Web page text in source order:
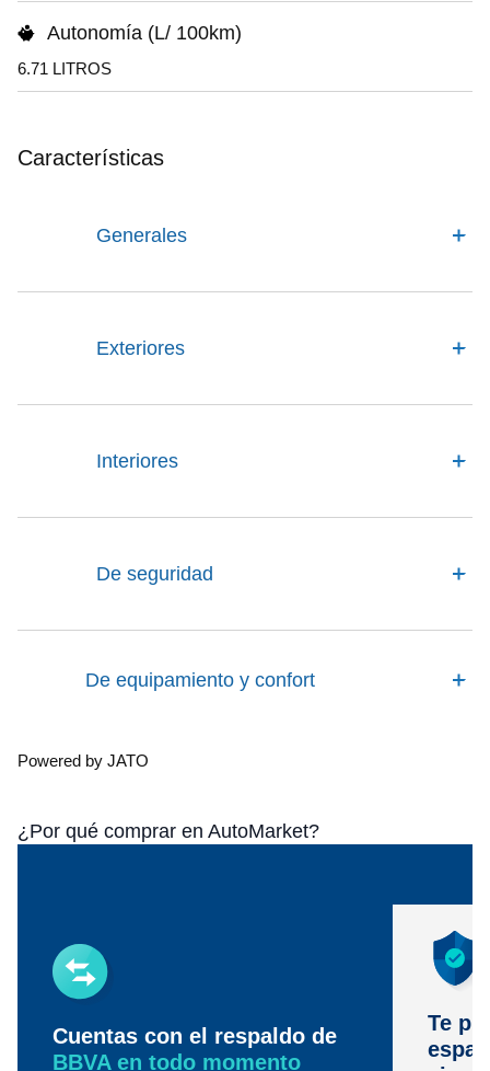
Autonomía (L/ 100km)
6.71 LITROS
Características
Generales
Exteriores
Interiores
De seguridad
De equipamiento y confort
Powered by JATO
¿Por qué comprar en AutoMarket?
Cuentas con el respaldo de
BBVA en todo momento
Te